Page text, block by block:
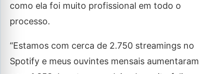
como ela foi muito profissional em todo o
processo.
“Estamos com cerca de 2.750 streamings no
Spotify e meus ouvintes mensais aumentaram